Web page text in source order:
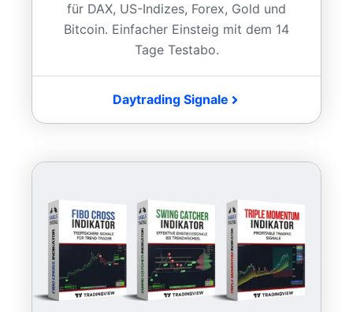
für DAX, US-Indizes, Forex, Gold und
Bitcoin. Einfacher Einsteig mit dem 14
Tage Testabo.
Daytrading Signale